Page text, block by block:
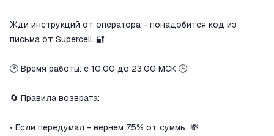
Жди инструкций от оператора - понадобится код из
письма от Supercell. 🔐
🕑 Время работы: с 10:00 до 23:00 МСК 🕒
🔄 Правила возврата:
• Если передумал - вернем 75% от суммы. 💸